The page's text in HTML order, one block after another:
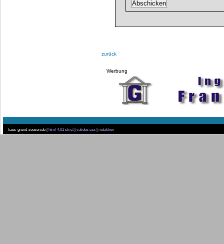
zurück
Werbung
haus-grund-seesen.de | html 4.01 strict | valides css | redaktion